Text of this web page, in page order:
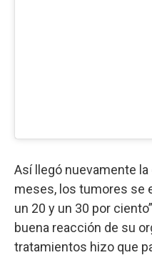
Así llegó nuevamente la
meses, los tumores se
un 20 y un 30 por
buena reacción de su
tratamientos hizo que